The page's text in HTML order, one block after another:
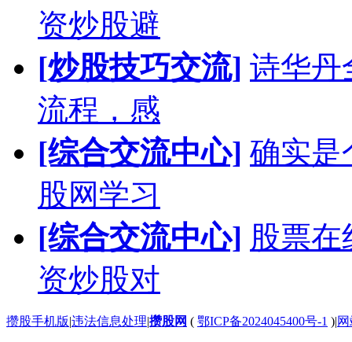
资炒股避
[炒股技巧交流] 诗华丹
流程，感
[综合交流中心] 确实是
股网学习
[综合交流中心] 股票
资炒股对
攒股手机版|违法信息处理|攒股网 ( 鄂ICP备2024045400号-1 )|